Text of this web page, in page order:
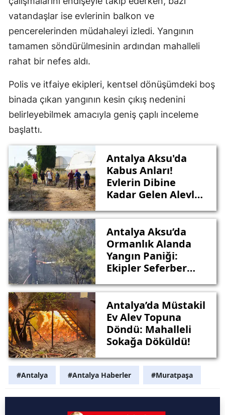
vatandaşlar ise evlerinin balkon ve
pencerelerinden müdahaleyi izledi. Yangının
tamamen söndürülmesinin ardından mahalleli
rahat bir nefes aldı.
Polis ve itfaiye ekipleri, kentsel dönüşümdeki boş
binada çıkan yangının kesin çıkış nedenini
belirleyebilmek amacıyla geniş çaplı inceleme
başlattı.
Antalya Aksu'da
Kabus Anları!
Evlerin Dibine
Kadar Gelen Alevler
Döktü
Antalya Aksu’da
Ormanlık Alanda
Yangın Paniği:
Ekipler Seferber
Antalya’da Müstakil
Ev Alev Topuna
Döndü: Mahalleli
Sokağa Döküldü!
#Antalya #Antalya Haberler #Muratpaşa